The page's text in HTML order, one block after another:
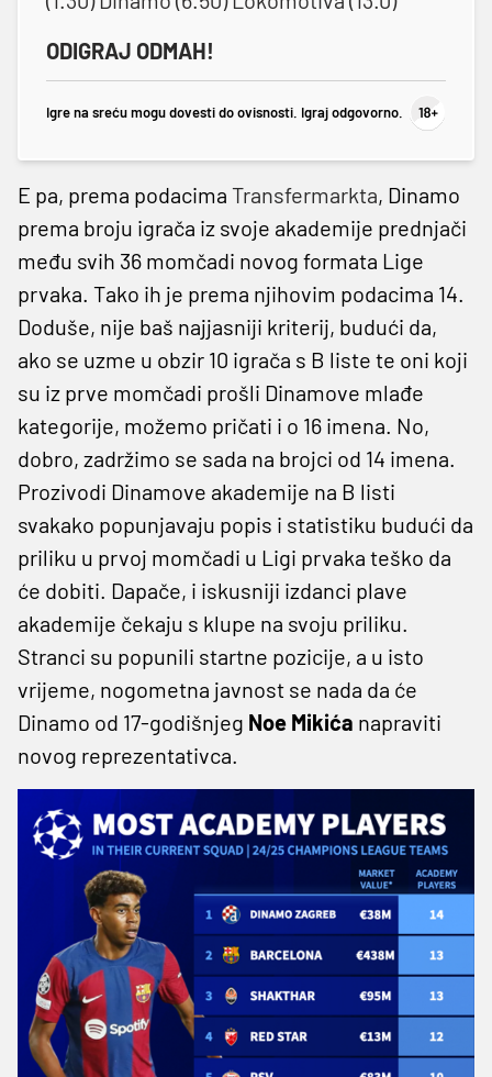
ODIGRAJ ODMAH!
Igre na sreću mogu dovesti do ovisnosti. Igraj odgovorno.
E pa, prema podacima Transfermarkta, Dinamo
prema broju igrača iz svoje akademije prednjači
među svih 36 momčadi novog formata Lige
prvaka. Tako ih je prema njihovim podacima 14.
Doduše, nije baš najjasniji kriterij, budući da,
ako se uzme u obzir 10 igrača s B liste te oni koji
su iz prve momčadi prošli Dinamove mlađe
kategorije, možemo pričati i o 16 imena. No,
dobro, zadržimo se sada na brojci od 14 imena.
Prozivodi Dinamove akademije na B listi
svakako popunjavaju popis i statistiku budući da
priliku u prvoj momčadi u Ligi prvaka teško da
će dobiti. Dapače, i iskusniji izdanci plave
akademije čekaju s klupe na svoju priliku.
Stranci su popunili startne pozicije, a u isto
vrijeme, nogometna javnost se nada da će
Dinamo od 17-godišnjeg Noe Mikića napraviti
novog reprezentativca.